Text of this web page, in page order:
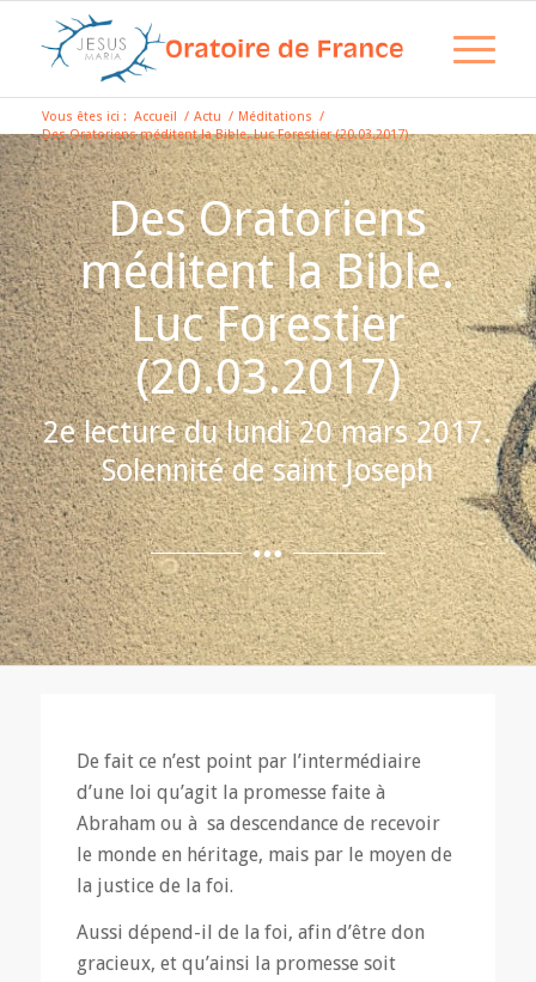
Vous êtes ici : Accueil / Actu / Méditations /
Des Oratoriens méditent la Bible. Luc Forestier (20.03.2017)
Des Oratoriens
méditent la Bible.
Luc Forestier
(20.03.2017)
2e lecture du lundi 20 mars 2017.
Solennité de saint Joseph
De fait ce n’est point par l’intermédiaire
d’une loi qu’agit la promesse faite à
Abraham ou à sa descendance de recevoir
le monde en héritage, mais par le moyen de
la justice de la foi.
Aussi dépend-il de la foi, afin d’être don
gracieux, et qu’ainsi la promesse soit